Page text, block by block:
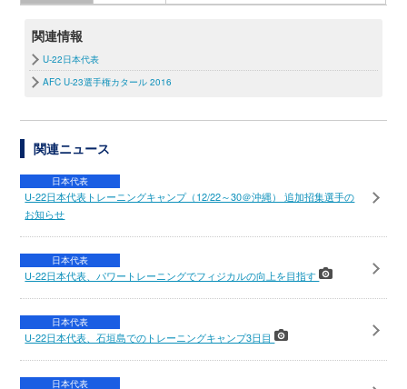
関連情報
U-22日本代表
AFC U-23選手権カタール 2016
関連ニュース
日本代表
U-22日本代表トレーニングキャンプ（12/22～30＠沖縄） 追加招集選手の
お知らせ
日本代表
U-22日本代表、パワートレーニングでフィジカルの向上を目指す
日本代表
U-22日本代表、石垣島でのトレーニングキャンプ3日目
日本代表